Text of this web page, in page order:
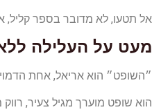
אל תטעו, לא מדובר בספר
מעט על העלילה
״השופט״ הוא אריאל, אחת
הוא שופט מוערך מגיל צעיר,